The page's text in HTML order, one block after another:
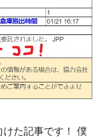
た記事です！ 僕